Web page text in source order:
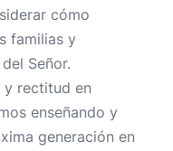
cómo
familias y
Señor.
y rectitud en
enseñando y
generación en